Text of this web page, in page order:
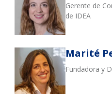
Gerente de
de IDEA
Marité
Fundadora y